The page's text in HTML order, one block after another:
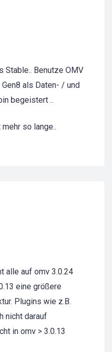
Stable.. Benutze OMV
als Daten- / und
begeistert ..
so lange..
alle auf omv 3.0.24
eine größere
Plugins wie z.B.
nicht darauf
in omv > 3.0.13